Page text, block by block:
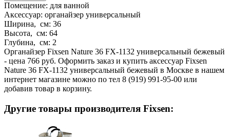
Помещение: для ванной
Аксессуар: органайзер универсальный
Ширина, см: 36
Высота, см: 64
Глубина, см: 2
Органайзер Fixsen Nature 36 FX-1132 универсальный бежевый
- цена 766 руб. Оформить заказ и купить аксессуар Fixsen
Nature 36 FX-1132 универсальный бежевый в Москве в нашем
интернет магазине можно по тел 8 (919) 991-95-00 или
добавив товар в корзину.
Другие товары производителя Fixsen: